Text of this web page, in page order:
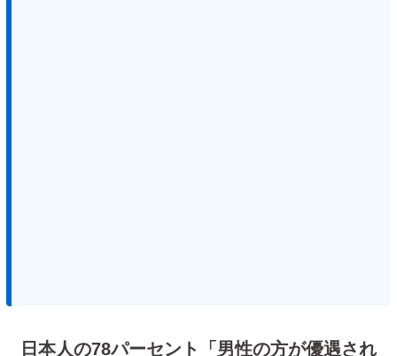
日本人の78パーセント「男性の方が優遇され